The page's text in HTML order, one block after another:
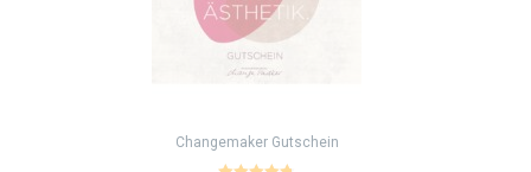
Changemaker Gutschein